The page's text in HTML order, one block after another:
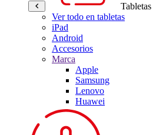
Tabletas
Ver todo en tabletas
iPad
Android
Accesorios
Marca
Apple
Samsung
Lenovo
Huawei